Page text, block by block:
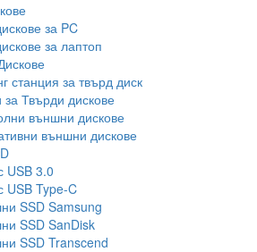
за PC
за лаптоп
станция за твърд диск
за Твърди дискове
външни дискове
външни дискове
USB 3.0
USB Type-C
SSD Samsung
SSD SanDisk
SSD Transcend